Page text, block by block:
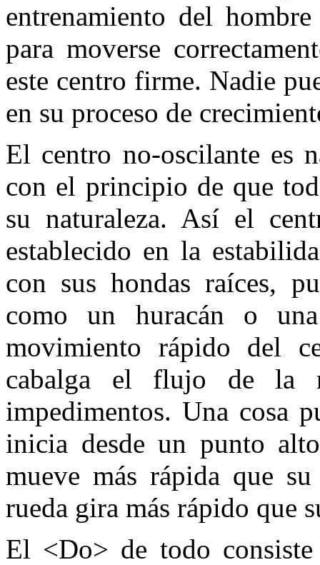
entrenamiento del
para moverse
este centro firme. Nadie
en su proceso de
El centro no-oscilante es
con el principio de que
su naturaleza. Así el
establecido en la
con sus hondas raíces,
como un huracán o
movimiento rápido del
cabalga el flujo de la
impedimentos. Una cosa
inicia desde un punto
mueve más rápida que
rueda gira más rápido que
El <Do> de todo